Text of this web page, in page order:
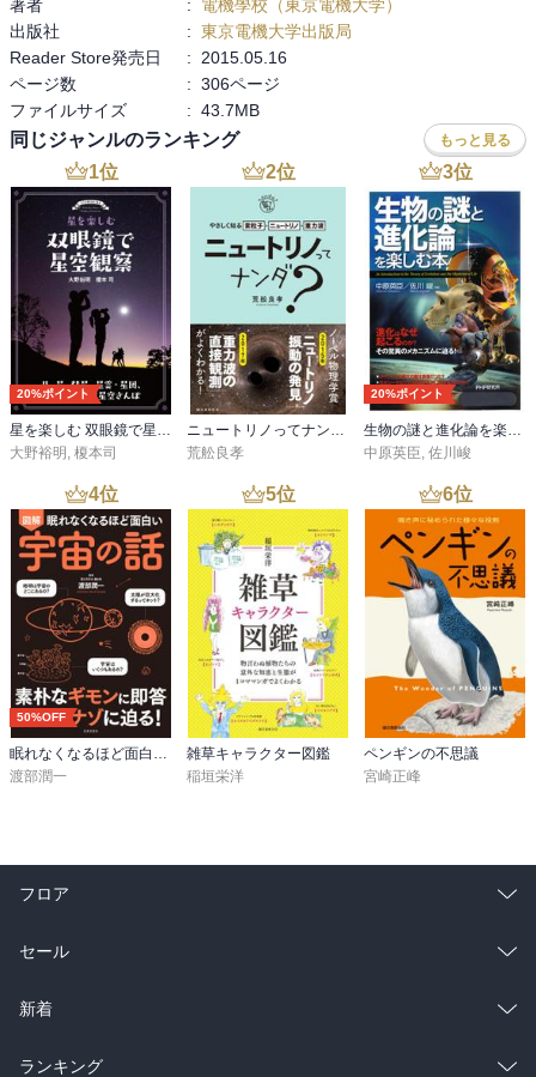
著者
:
電機學校（東京電機大学）
出版社
: 東京電機大学出版局
Reader Store発売日
:
2015.05.16
ページ数
: 306ページ
ファイルサイズ
: 43.7MB
同じジャンルのランキング もっと見る
1位
20%ポイント
星を楽しむ 双眼鏡で星空観察
大野裕明 , 榎本司
2位
ニュートリノってナンダ？-やさしく知る素粒子・ニュートリノ・重力波
荒舩良孝
3位
20%ポイント
生物の謎と進化論を楽しむ本
中原英臣, 佐川峻
4位
50%OFF
渡部潤一
5位
雑草キャラクター図鑑
稲垣栄洋
6位
ペンギンの不思議
宮崎正峰
フロア
総合
ラノベ
雑誌・グラビア
セール
総合
ラノベ
新着
総合
ランキング